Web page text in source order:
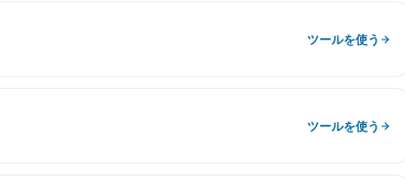
ツールを使う
ツールを使う